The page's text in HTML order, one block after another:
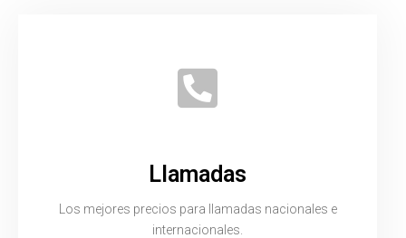
Llamadas
Los mejores precios para llamadas nacionales e
internacionales.